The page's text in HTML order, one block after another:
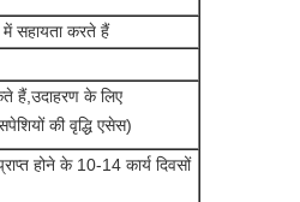
में सहायता करते हैं
हैं,उदाहरण के लिए
की वृद्धि एसेस)
होने के 10-14 कार्य दिवसों